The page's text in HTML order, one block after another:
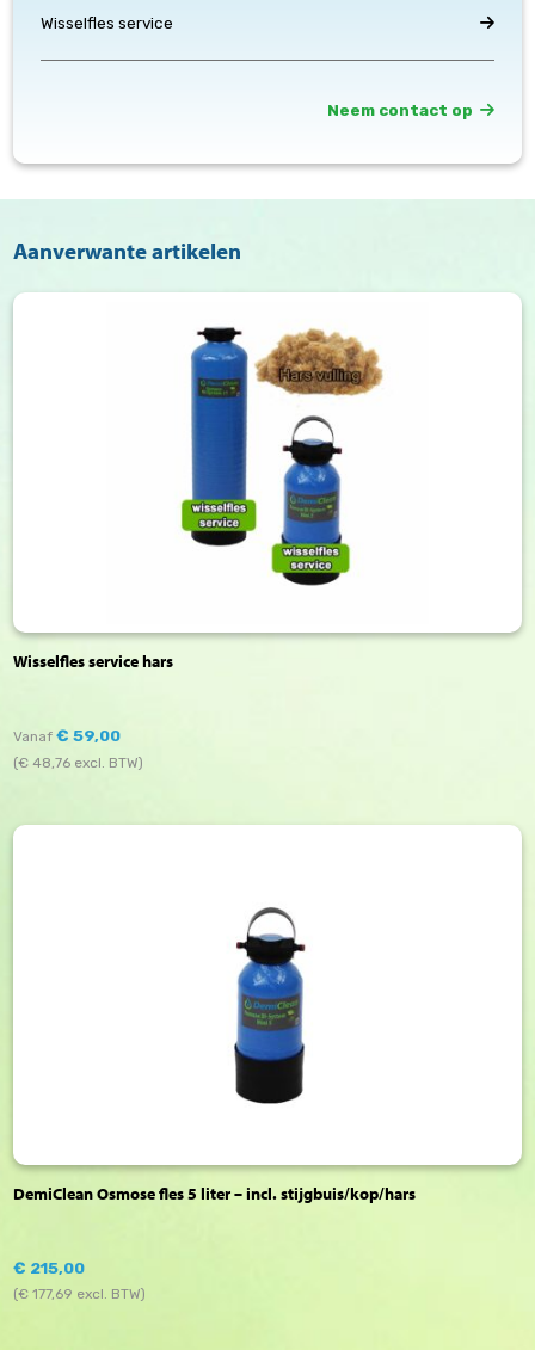
Wisselfles service
Neem contact op
Aanverwante artikelen
Wisselfles service hars
Vanaf € 59,00
(€ 48,76 excl. BTW)
DemiClean Osmose fles 5 liter – incl. stijgbuis/kop/hars
€ 215,00
(€ 177,69 excl. BTW)